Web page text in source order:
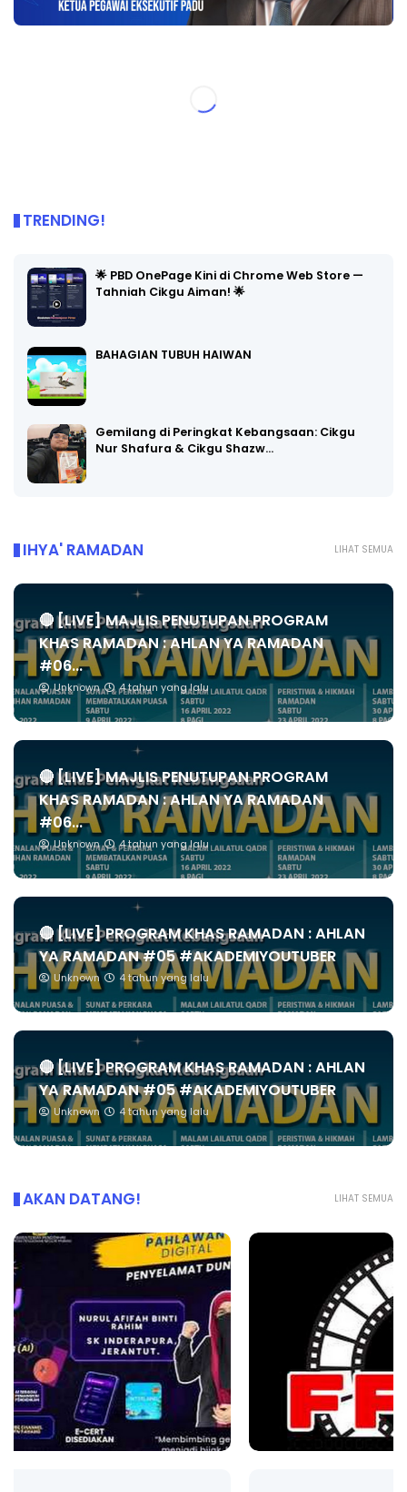
TRENDING!
🌟 PBD OnePage Kini di Chrome Web Store —
Tahniah Cikgu Aiman! 🌟
BAHAGIAN TUBUH HAIWAN
Gemilang di Peringkat Kebangsaan: Cikgu
Nur Shafura & Cikgu Shazw…
LIHAT SEMUA
IHYA' RAMADAN
🔴 [LIVE] MAJLIS PENUTUPAN PROGRAM
KHAS RAMADAN : AHLAN YA RAMADAN
#06...
Unknown 4 tahun yang lalu
🔴 [LIVE] MAJLIS PENUTUPAN PROGRAM
KHAS RAMADAN : AHLAN YA RAMADAN
#06...
Unknown 4 tahun yang lalu
🔴 [LIVE] PROGRAM KHAS RAMADAN : AHLAN
YA RAMADAN #05 #AKADEMIYOUTUBER
Unknown 4 tahun yang lalu
🔴 [LIVE] PROGRAM KHAS RAMADAN : AHLAN
YA RAMADAN #05 #AKADEMIYOUTUBER
Unknown 4 tahun yang lalu
LIHAT SEMUA
AKAN DATANG!